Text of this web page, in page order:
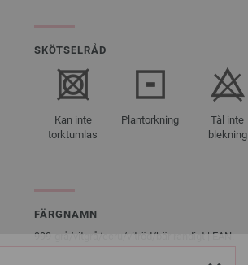
SKÖTSELRÅD
Kan inte
torktumlas
Plantorkning
Tål inte
blekning
FÄRGNAMN
999-grå/ vitgrå/ ecru/ vitröd/bär randigt | EAN: